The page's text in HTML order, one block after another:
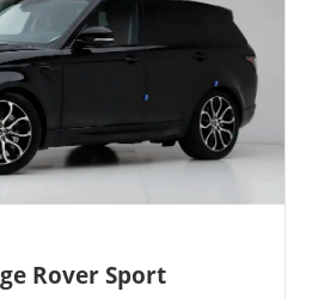
Rover Sport